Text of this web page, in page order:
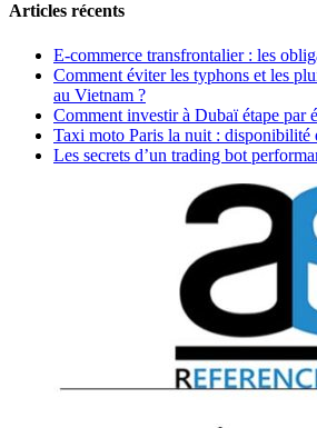
Articles récents
E-commerce transfrontalier : les
Comment éviter les typhons et les
au Vietnam ?
Comment investir à Dubaï étape par
Taxi moto Paris la nuit : disponibilité
Les secrets d’un trading bot